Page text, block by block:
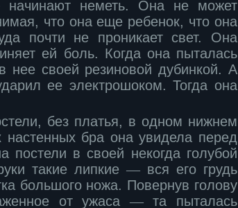
начинают неметь. Она не может
что она еще ребенок, что она
почти не проникает свет. Она
ей боль. Когда она пыталась
своей резиновой дубинкой. А
ее электрошоком. Тогда она
без платья, в одном нижнем
бра она увидела перед
постели в своей некогда голубой
такие липкие― вся его грудь
большого ножа. Повернув голову
от ужаса ―та пыталась